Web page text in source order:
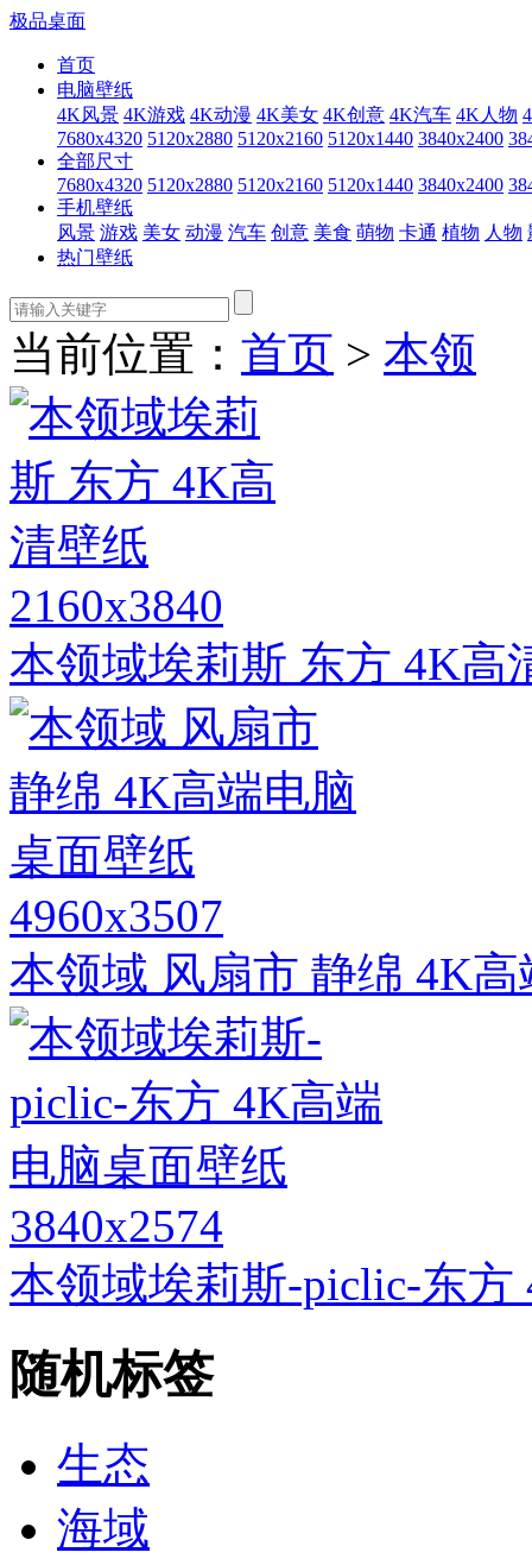
极品桌面
首页
电脑壁纸
4K风景 4K游戏 4K动漫 4K美女 4K创意 4K汽车 4K人物
7680x4320 5120x2880 5120x2160 5120x1440 3840x2400
全部尺寸
7680x4320 5120x2880 5120x2160 5120x1440 3840x2400
手机壁纸
风景 游戏 美女 动漫 汽车 创意 美食 萌物 卡通 植物 人物
热门壁纸
当前位置： 首页 > 本领
2160x3840
本领域埃莉斯 东方 4K高
4960x3507
本领域 风扇市 静绵 4K
3840x2574
本领域埃莉斯-piclic-东
随机标签
生态
海域